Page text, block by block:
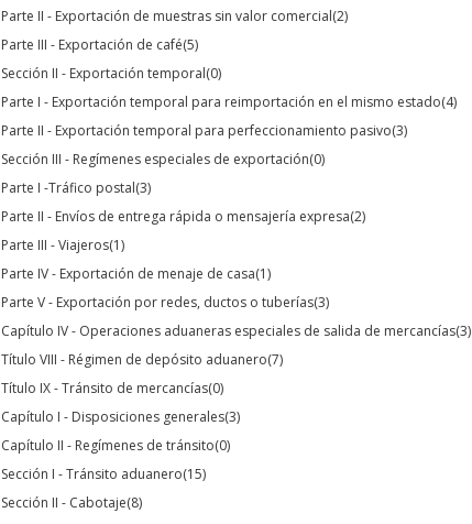
Parte II - Exportación de muestras sin valor comercial(2)
Parte III - Exportación de café(5)
Sección II - Exportación temporal(0)
Parte I - Exportación temporal para reimportación en el mismo estado(4)
Parte II - Exportación temporal para perfeccionamiento pasivo(3)
Sección III - Regímenes especiales de exportación(0)
Parte I -Tráfico postal(3)
Parte II - Envíos de entrega rápida o mensajería expresa(2)
Parte III - Viajeros(1)
Parte IV - Exportación de menaje de casa(1)
Parte V - Exportación por redes, ductos o tuberías(3)
Capítulo IV - Operaciones aduaneras especiales de salida de mercancías(3)
Título VIII - Régimen de depósito aduanero(7)
Título IX - Tránsito de mercancías(0)
Capítulo I - Disposiciones generales(3)
Capítulo II - Regímenes de tránsito(0)
Sección I - Tránsito aduanero(15)
Sección II - Cabotaje(8)